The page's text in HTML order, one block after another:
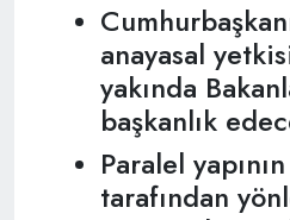
anayasal
yakında
başkanlık
Paralel
tarafından